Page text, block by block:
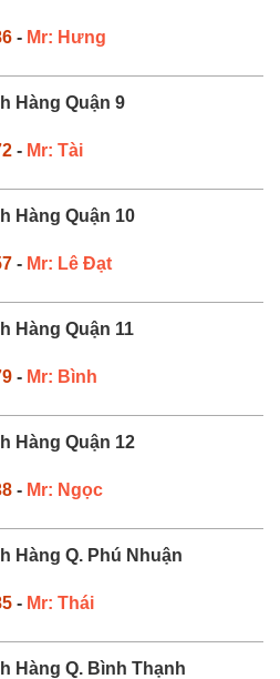
- Mr: Hưng
Hàng Quận 9
- Mr: Tài
Hàng Quận 10
- Mr: Lê Đạt
Hàng Quận 11
- Mr: Bình
Hàng Quận 12
- Mr: Ngọc
Hàng Q. Phú Nhuận
- Mr: Thái
Hàng Q. Bình Thạnh